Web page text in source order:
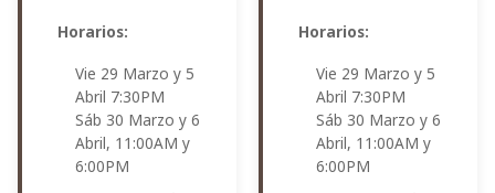
Horarios:
Vie 29 Marzo y 5
Abril 7:30PM
Sáb 30 Marzo y 6
Abril, 11:00AM y
6:00PM
Horarios:
Vie 29 Marzo y 5
Abril 7:30PM
Sáb 30 Marzo y 6
Abril, 11:00AM y
6:00PM